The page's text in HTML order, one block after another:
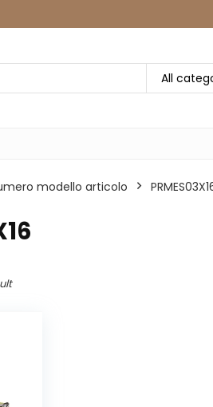
All
modello articolo